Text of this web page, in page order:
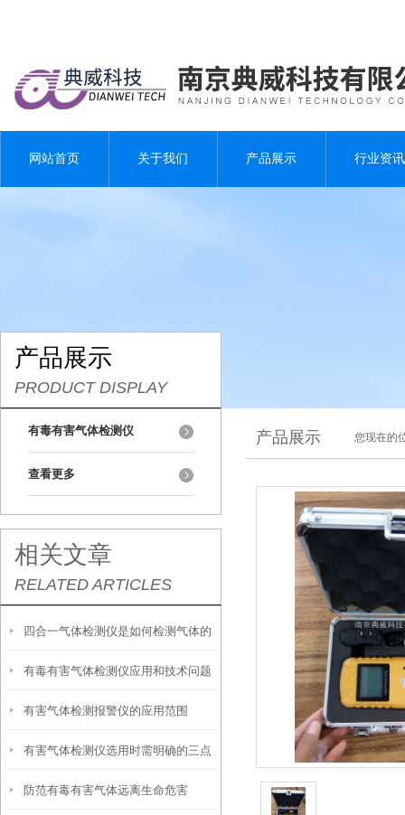
网站首页 关于我们 产品展示 行业资讯
产品展示
PRODUCT DISPLAY
有毒有害气体检测仪
查看更多
相关文章
RELATED ARTICLES
四合一气体检测仪是如何检测气体的
有毒有害气体检测仪应用和技术问题
有害气体检测报警仪的应用范围
有害气体检测仪选用时需明确的三点
防范有毒有害气体远离生命危害
产品展示 您现在的